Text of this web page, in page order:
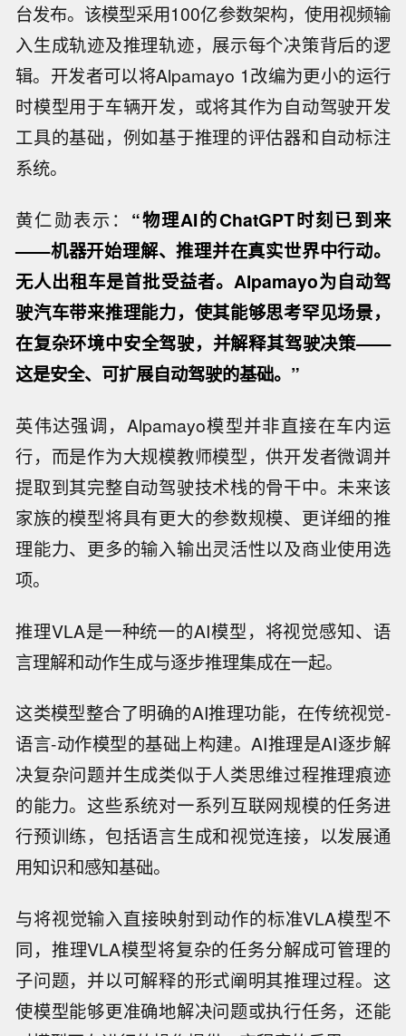
台发布。该模型采用100亿参数架构，使用视频输
入生成轨迹及推理轨迹，展示每个决策背后的逻
辑。开发者可以将Alpamayo 1改编为更小的运行
时模型用于车辆开发，或将其作为自动驾驶开发
工具的基础，例如基于推理的评估器和自动标注
系统。
黄仁勋表示： “物理AI的ChatGPT时刻已到来
——机器开始理解、推理并在真实世界中行动。
无人出租车是首批受益者。Alpamayo为自动驾
驶汽车带来推理能力，使其能够思考罕见场景，
在复杂环境中安全驾驶，并解释其驾驶决策——
这是安全、可扩展自动驾驶的基础。”
英伟达强调，Alpamayo模型并非直接在车内运
行，而是作为大规模教师模型，供开发者微调并
提取到其完整自动驾驶技术栈的骨干中。未来该
家族的模型将具有更大的参数规模、更详细的推
理能力、更多的输入输出灵活性以及商业使用选
项。
推理VLA是一种统一的AI模型，将视觉感知、语
言理解和动作生成与逐步推理集成在一起。
这类模型整合了明确的AI推理功能，在传统视觉-
语言-动作模型的基础上构建。AI推理是AI逐步解
决复杂问题并生成类似于人类思维过程推理痕迹
的能力。这些系统对一系列互联网规模的任务进
行预训练，包括语言生成和视觉连接，以发展通
用知识和感知基础。
与将视觉输入直接映射到动作的标准VLA模型不
同，推理VLA模型将复杂的任务分解成可管理的
子问题，并以可解释的形式阐明其推理过程。这
使模型能够更准确地解决问题或执行任务，还能